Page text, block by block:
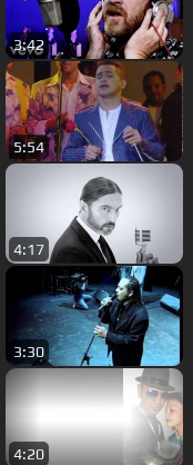
3:42
5:54
4:17
3:30
4:20